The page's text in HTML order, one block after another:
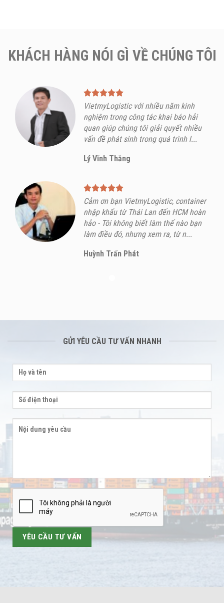
KHÁCH HÀNG NÓI GÌ VỀ CHÚNG TÔI
VietmyLogistic với nhiều năm kinh
nghiệm trong công tác khai báo hải
quan giúp chúng tôi giải quyết nhiều
vấn đề phát sinh trong quá trình l...
Lý Vĩnh Thắng
Cảm ơn bạn VietmyLogistic, container
nhập khẩu từ Thái Lan đến HCM hoàn
hảo - Tôi không biết làm thế nào bạn
làm điều đó, nhưng xem ra, từ n...
Huỳnh Trấn Phát
GỬI YÊU CẦU TƯ VẤN NHANH